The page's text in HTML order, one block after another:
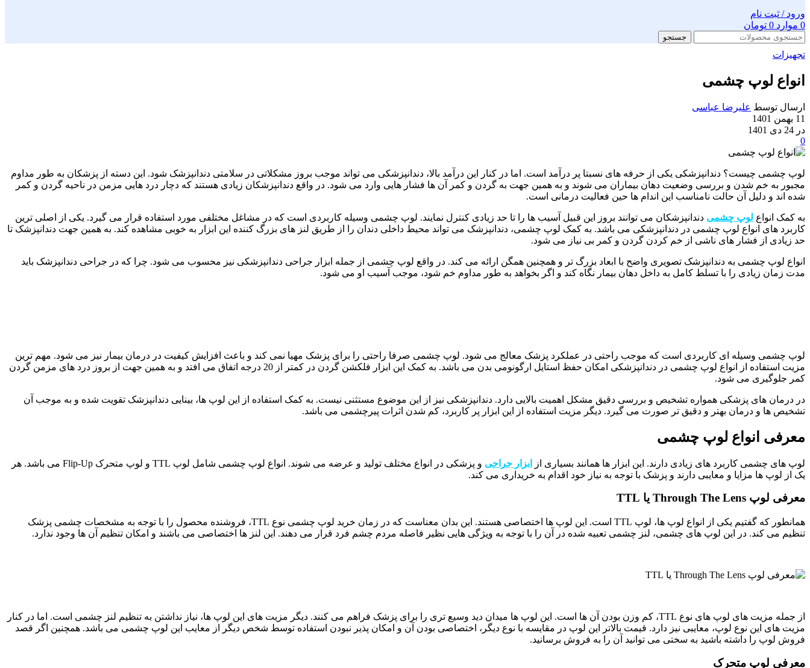
ورود / ثبت نام
0 موارد 0 تومان
جستجو
تجهیزات
انواع لوپ چشمی
ارسال توسط علیرضا عباسی
11 بهمن 1401
در 24 دی 1401
0
لوپ چشمی چیست؟ دندانپزشکی یکی از حرفه های نسبتا پر درآمد است. اما در کنار این درآمد بالا، دندانپزشکی می تواند موجب بروز مشکلاتی در سلامتی دندانپزشک شود. این دسته از پزشکان به طور مداوم
مجبور به خم شدن و بررسی وضعیت دهان بیماران می شوند و به همین جهت به گردن و کمر آن ها فشار هایی وارد می شود. در واقع دندانپزشکان زیادی هستند که دچار درد هایی مزمن در ناحیه گردن و کمر
شده اند و دلیل آن حالت نامناسب این اندام ها حین فعالیت درمانی است.
به کمک انواع لوپ چشمی دندانپزشکان می توانند بروز این قبیل آسیب ها را تا حد زیادی کنترل نمایند. لوپ چشمی وسیله کاربردی است که در مشاغل مختلفی مورد استفاده قرار می گیرد. یکی از اصلی ترین
کاربرد های انواع لوپ چشمی در دندانپزشکی می باشد. به کمک لوپ چشمی، دندانپزشک می تواند محیط داخلی دندان را از طریق لنز های بزرگ کننده این ابزار به خوبی مشاهده کند. به همین جهت دندانپزشک تا
حد زیادی از فشار های ناشی از خم کردن گردن و کمر بی نیاز می شود.
انواع لوپ چشمی به دندانپزشک تصویری واضح با ابعاد بزرگ تر و همچنین همگن ارائه می کند. در واقع لوپ چشمی از جمله ابزار جراحی دندانپزشکی نیز محسوب می شود. چرا که در جراحی دندانپزشک باید
مدت زمان زیادی را با تسلط کامل به داخل دهان بیمار نگاه کند و اگر بخواهد به طور مداوم خم شود، موجب آسیب او می شود.
لوپ چشمی وسیله ای کاربردی است که موجب راحتی در عملکرد پزشک معالج می شود. لوپ چشمی صرفا راحتی را برای پزشک مهیا نمی کند و باعث افزایش کیفیت در درمان بیمار نیز می شود. مهم ترین
مزیت استفاده از انواع لوپ چشمی در دندانپزشکی امکان حفظ استایل ارگونومی بدن می باشد. به کمک این ابزار فلکشن گردن در کمتر از 20 درجه اتفاق می افتد و به همین جهت از بروز درد های مزمن گردن
کمر جلوگیری می شود.
در درمان های پزشکی همواره تشخیص و بررسی دقیق مشکل اهمیت بالایی دارد. دندانپزشکی نیز از این موضوع مستثنی نیست. به کمک استفاده از این لوپ ها، بینایی دندانپزشک تقویت شده و به موجب آن
تشخیص ها و درمان بهتر و دقیق تر صورت می گیرد. دیگر مزیت استفاده از این ابزار پر کاربرد، کم شدن اثرات پیرچشمی می باشد.
معرفی انواع لوپ چشمی
لوپ های چشمی کاربرد های زیادی دارند. این ابزار ها همانند بسیاری از ابزار جراحی
و پزشکی در انواع مختلف تولید و عرضه می شوند. انواع لوپ چشمی شامل لوپ TTL و لوپ متحرک Flip-Up می باشد. هر
یک از لوپ ها مزایا و معایبی دارند و پزشک با توجه به نیاز خود اقدام به خریداری می کند.
معرفی لوپ Through The Lens یا TTL
همانطور که گفتیم یکی از انواع لوپ ها، لوپ TTL است. این لوپ ها اختصاصی هستند. این بدان معناست که در زمان خرید لوپ چشمی نوع TTL، فروشنده محصول را با توجه به مشخصات چشمی پزشک
تنظیم می کند. در این لوپ های چشمی، لنز چشمی تعبیه شده در آن را با توجه به ویژگی هایی نظیر فاصله مردم چشم فرد قرار می دهند. این لنز ها اختصاصی می باشند و امکان تنظیم آن ها وجود ندارد.
از جمله مزیت های لوپ های نوع TTL، کم وزن بودن آن ها است. این لوپ ها میدان دید وسیع تری را برای پزشک فراهم می کنند. دیگر مزیت های این لوپ ها، نیاز نداشتن به تنظیم لنز چشمی است. اما در کنار
مزیت های این نوع لوپ، معایبی نیز دارد. قیمت بالاتر این لوپ در مقایسه با نوع دیگر، اختصاصی بودن آن و امکان پذیر نبودن استفاده توسط شخص دیگر از معایب این لوپ چشمی می باشد. همچنین اگر قصد
فروش لوپ را داشته باشید به سختی می توانید آن را به فروش برسانید.
معرفی لوپ متحرک